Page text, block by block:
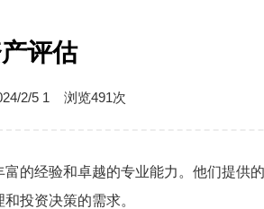
评估
2/5 1 浏览491次
的经验和卓越的专业能力。他们提供
投资决策的需求。